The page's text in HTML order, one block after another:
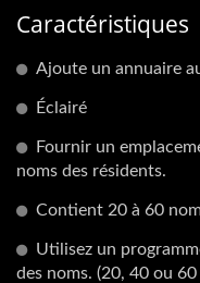
Caractéristiques
Ajoute un annuaire
Éclairé
Fournir un
noms des résidents.
Contient 20 à 60
Utilisez un
des noms. (20, 40 ou 60